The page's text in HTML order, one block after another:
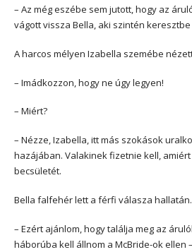
– Az még eszébe sem jutott, hogy az
vágott vissza Bella, aki szintén
A harcos mélyen Izabella szemébe
– Imádkozzon, hogy ne úgy legyen!
– Miért?
– Nézze, Izabella, itt más szokások
hazájában. Valakinek fizetnie kell,
becsületét.
Bella falfehér lett a férfi válasza hallatán.
– Ezért ajánlom, hogy találja meg az
háborúba kell állnom a McBride-ok ellen